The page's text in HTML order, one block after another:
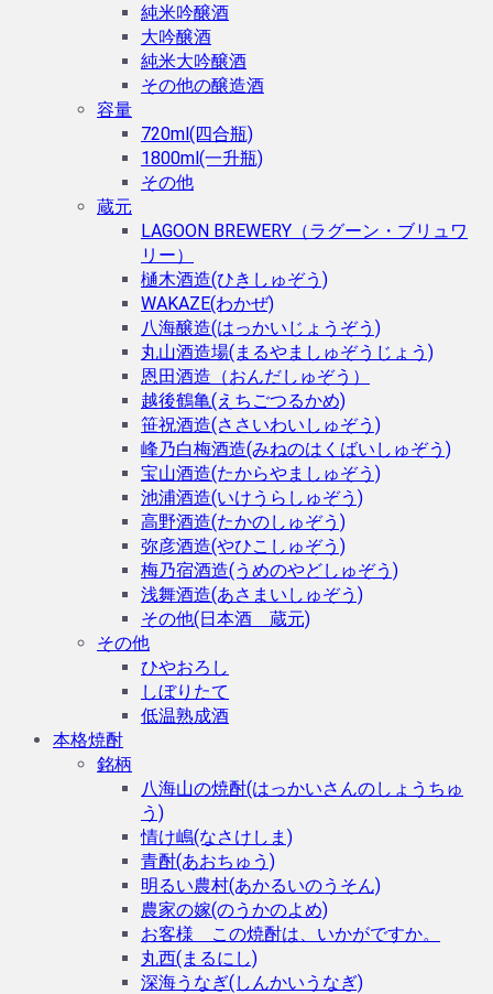
純米吟醸酒
大吟醸酒
純米大吟醸酒
その他の醸造酒
容量
720ml(四合瓶)
1800ml(一升瓶)
その他
蔵元
LAGOON BREWERY（ラグーン・ブリュワ
リー）
樋木酒造(ひきしゅぞう)
WAKAZE(わかぜ)
八海醸造(はっかいじょうぞう)
丸山酒造場(まるやましゅぞうじょう)
恩田酒造（おんだしゅぞう）
越後鶴亀(えちごつるかめ)
笹祝酒造(ささいわいしゅぞう)
峰乃白梅酒造(みねのはくばいしゅぞう)
宝山酒造(たからやましゅぞう)
池浦酒造(いけうらしゅぞう)
高野酒造(たかのしゅぞう)
弥彦酒造(やひこしゅぞう)
梅乃宿酒造(うめのやどしゅぞう)
浅舞酒造(あさまいしゅぞう)
その他(日本酒 蔵元)
その他
ひやおろし
しぼりたて
低温熟成酒
本格焼酎
銘柄
八海山の焼酎(はっかいさんのしょうちゅ
う)
情け嶋(なさけしま)
青酎(あおちゅう)
明るい農村(あかるいのうそん)
農家の嫁(のうかのよめ)
お客様 この焼酎は、いかがですか。
丸西(まるにし)
深海うなぎ(しんかいうなぎ)